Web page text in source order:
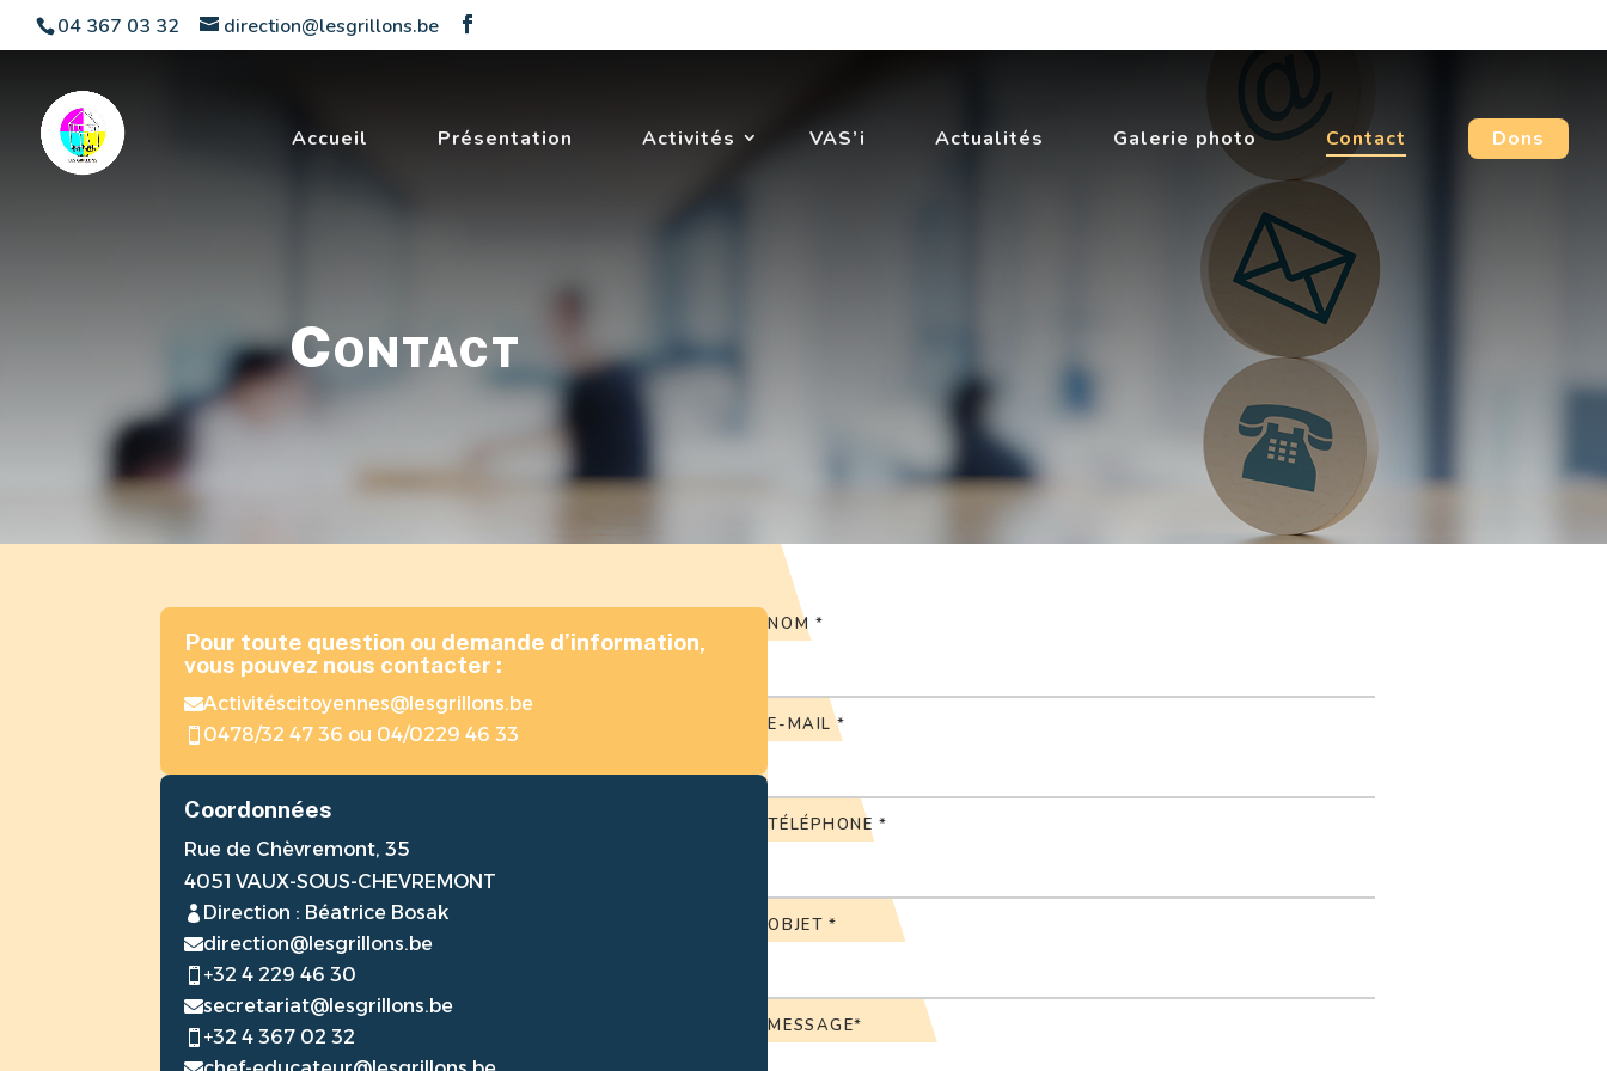
04 367 03 32 direction@lesgrillons.be
Accueil Présentation Activités VAS’i Actualités Galerie photo Contact Dons
Contact
Pour toute question ou demande d’information,
vous pouvez nous contacter :
Activitéscitoyennes@lesgrillons.be
 0478/32 47 36 ou 04/0229 46 33
Coordonnées
Rue de Chèvremont, 35
4051 VAUX-SOUS-CHEVREMONT
 Direction : Béatrice Bosak
direction@lesgrillons.be
 +32 4 229 46 30
secretariat@lesgrillons.be
 +32 4 367 02 32
NOM *
E-MAIL *
TÉLÉPHONE *
OBJET *
MESSAGE*